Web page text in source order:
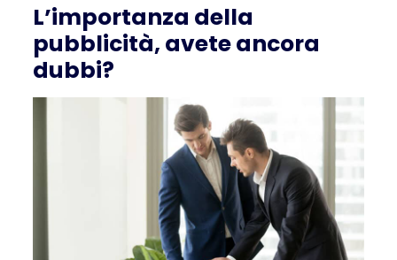
L’importanza della
pubblicità, avete ancora
dubbi?